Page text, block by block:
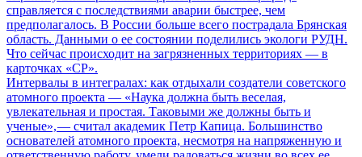
справляется с последствиями аварии быстрее, чем
предполагалось. В России больше всего пострадала Брянская
область. Данными о ее состоянии поделились экологи РУДН.
Что сейчас происходит на загрязненных территориях — в
карточках «СР».
Интервалы в интегралах: как отдыхали создатели советского
атомного проекта — «Наука должна быть веселая,
увлекательная и простая. Таковыми же должны быть и
ученые», — считал академик Петр Капица. Большинство
основателей атомного проекта, несмотря на напряженную и